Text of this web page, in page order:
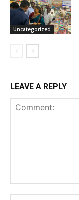
Uncategorized
LEAVE A REPLY